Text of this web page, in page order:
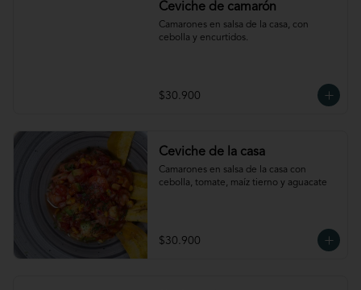
Ceviche de camarón
Camarones en salsa de la casa, con
cebolla y encurtidos.
$30.900
Ceviche de la casa
Camarones en salsa de la casa con
cebolla, tomate, maíz tierno y aguacate
$30.900